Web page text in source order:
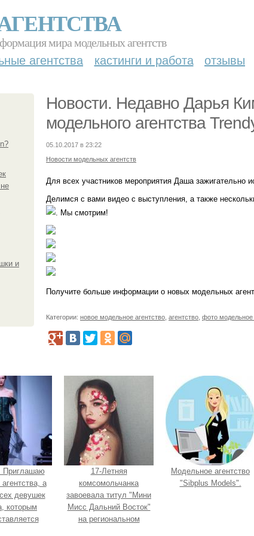
мира модельных агентств
агентства кастинги и работа отзывы
и
Новости. Недавно Дарья
модельного агентства
05.10.2017 в 23:22
Новости модельных агентств
Для всех участников мероприятия Даша
Делимся с вами видео с выступления, а также
. Мы смотрим!
Получите больше информации о новых модельных
Категории: новое модельное агентство агентство фото модельное
Приглашаю
а
девушек
которым
17-Летняя
комсомольчанка
завоевала титул "Мини
Мисс Дальний Восток"
на региональном
Модельное агентство
"Sibplus Models".